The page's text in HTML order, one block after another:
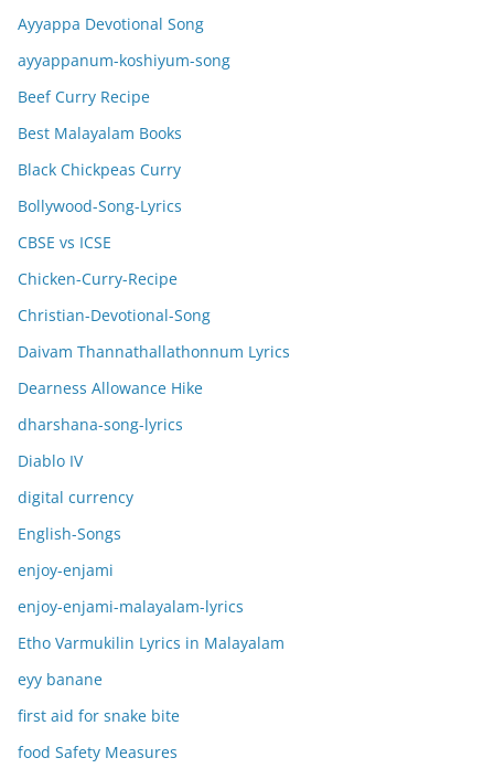
Ayyappa Devotional Song
ayyappanum-koshiyum-song
Beef Curry Recipe
Best Malayalam Books
Black Chickpeas Curry
Bollywood-Song-Lyrics
CBSE vs ICSE
Chicken-Curry-Recipe
Christian-Devotional-Song
Daivam Thannathallathonnum Lyrics
Dearness Allowance Hike
dharshana-song-lyrics
Diablo IV
digital currency
English-Songs
enjoy-enjami
enjoy-enjami-malayalam-lyrics
Etho Varmukilin Lyrics in Malayalam
eyy banane
first aid for snake bite
food Safety Measures